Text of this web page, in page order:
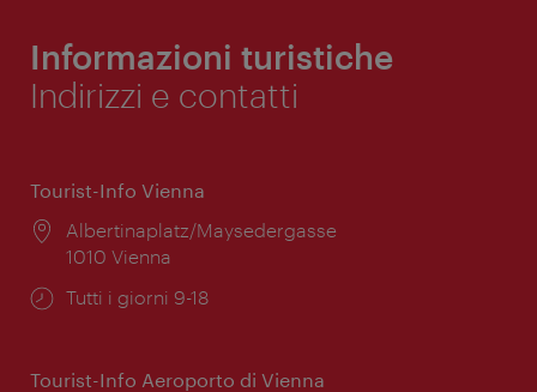
Informazioni turistiche
Indirizzi e contatti
Tourist-Info Vienna
Posizione:
Albertinaplatz/Maysedergasse
1010 Vienna
Orari
Tutti i giorni 9-18
Tourist-Info Aeroporto di Vienna